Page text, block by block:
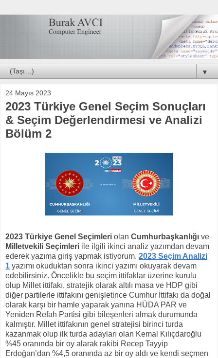
▼
24 Mayıs 2023
2023 Türkiye Genel Seçim Sonuçları
& Seçim Değerlendirmesi ve Analizi
Bölüm 2
2023 Türkiye Genel Seçimleri olan Cumhurbaşkanlığı ve
Milletvekili Seçimleri ile ilgili ikinci analiz yazımdan devam
ederek yazıma giriş yapmak istiyorum. 2023 Seçim Analizi
1 yazımı okuduktan sonra ikinci yazımı okuyarak devam
edebilirsiniz. Öncelikle bu seçim ittifaklar üzerine kurulu
olup Millet ittifakı, stratejik olarak altılı masa ve HDP gibi
diğer partilerle ittifakını genişletince Cumhur İttifakı da doğal
olarak karşı bir hamle yaparak yanına HÜDA PAR ve
Yeniden Refah Partisi gibi bileşenleri almak durumunda
kalmıştır. Millet ittifakının genel stratejisi birinci turda
kazanmak olup ilk turda adayları olan Kemal Kılıçdaroğlu
%45 oranında bir oy alarak rakibi Recep Tayyip
Erdoğan’dan %4,5 oranında az bir oy aldı ve kendi seçmen